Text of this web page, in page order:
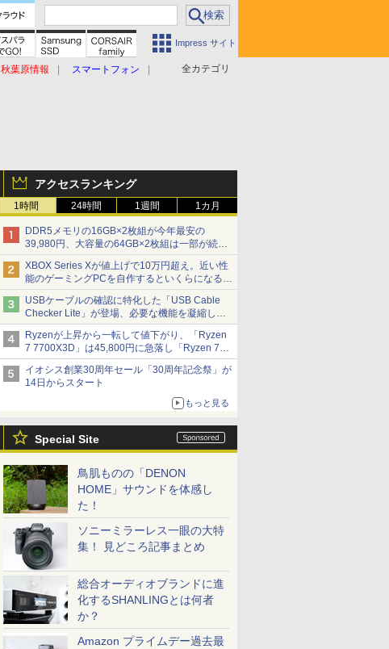
Impress サイト
全カテゴリ
秋葉原情報
スマートフォン
アクセスランキング
1時間 24時間 1週間 1カ月
DDR5メモリの16GB×2枚組が今年最安の
39,980円、大容量の64GB×2枚組は一部が続騰
[8月前半のメモリ価格]
XBOX Series Xが値上げで10万円超え。近い性
能のゲーミングPCを自作するといくらになる？
【石田賀津男の『酒の肴にPCゲーム』】
USBケーブルの確認に特化した「USB Cable
Checker Lite」が登場、必要な機能を凝縮しコ
ンパクトに 7日発売
Ryzenが上昇から一転して値下がり、「Ryzen
7 7700X3D」は45,800円に急落し「Ryzen 7
7800X3D」との価格逆転解消 [8月前半のCPU
価格]
イオシス創業30周年セール「30周年記念祭」が
14日からスタート
もっと見る
Special Site
鳥肌ものの「DENON
HOME」サウンドを体感し
た！
ソニーミラーレス一眼の大特
集！ 見どころ記事まとめ
総合オーディオブランドに進
化するSHANLINGとは何者
か？
Amazon プライムデー過去最